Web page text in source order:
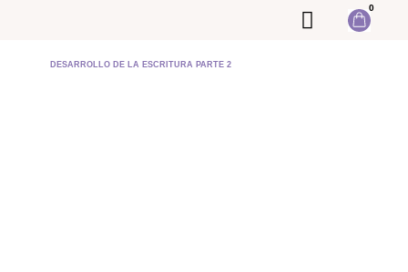
0
DESARROLLO DE LA ESCRITURA PARTE 2